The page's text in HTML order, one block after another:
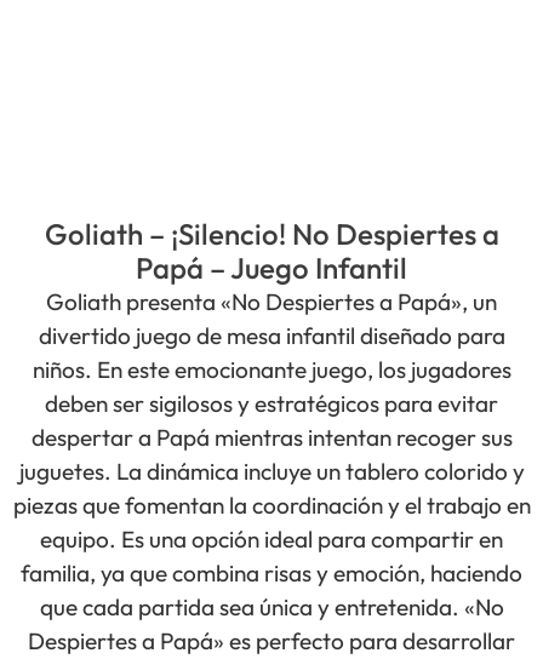
Goliath – ¡Silencio! No Despiertes a
Papá – Juego Infantil
Goliath presenta «No Despiertes a Papá», un
divertido juego de mesa infantil diseñado para
niños. En este emocionante juego, los jugadores
deben ser sigilosos y estratégicos para evitar
despertar a Papá mientras intentan recoger sus
juguetes. La dinámica incluye un tablero colorido y
piezas que fomentan la coordinación y el trabajo en
equipo. Es una opción ideal para compartir en
familia, ya que combina risas y emoción, haciendo
que cada partida sea única y entretenida. «No
Despiertes a Papá» es perfecto para desarrollar